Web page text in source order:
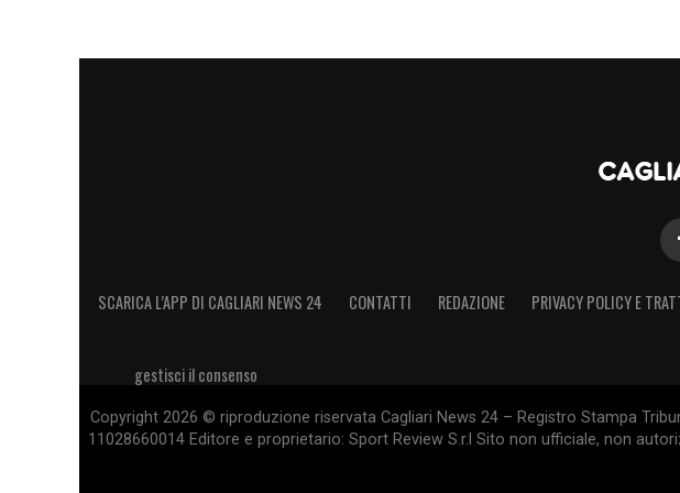
SCARICA L’APP DI CAGLIARI NEWS 24 CONTATTI REDAZIONE PRIVACY POLICY E
gestisci il consenso
Copyright 2026 © riproduzione riservata Cagliari News 24 – Registro Stampa
11028660014 Editore e proprietario: Sport Review S.r.l Sito non ufficiale, non